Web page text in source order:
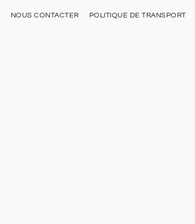
NOUS CONTACTER POLITIQUE DE TRANSPORT